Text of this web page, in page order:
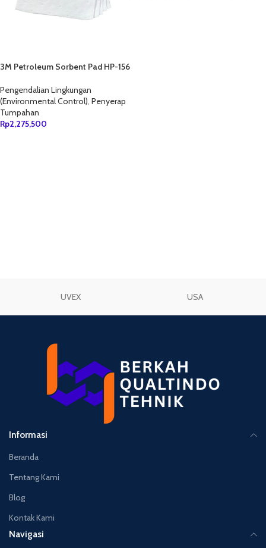
3M Petroleum Sorbent Pad HP-156
Pengendalian Lingkungan
(Environmental Control), Penyerap
Tumpahan
Rp2,275,500
UVEX USA
Informasi
Beranda
Tentang Kami
Blog
Kontak Kami
Navigasi